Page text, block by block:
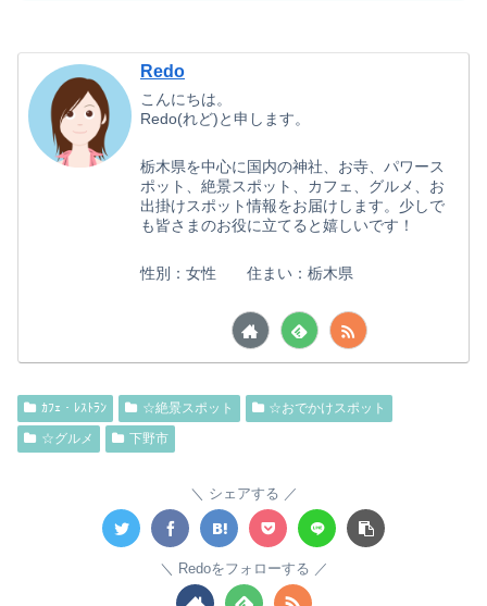
Redo
こんにちは。
Redo(れど)と申します。
栃木県を中心に国内の神社、お寺、パワース
ポット、絶景スポット、カフェ、グルメ、お
出掛けスポット情報をお届けします。少しで
も皆さまのお役に立てると嬉しいです！
性別：女性 住まい：栃木県
ｶﾌｪ・ﾚｽﾄﾗﾝ ☆絶景スポット
☆おでかけスポット
☆グルメ
下野市
シェアする
Redoをフォローする